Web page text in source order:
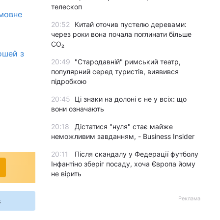
з
телескоп
20:52
Китай оточив пустелю деревами:
через роки вона почала поглинати більше
CO₂
20:49
"Стародавній" римський театр,
популярний серед туристів, виявився
підробкою
20:45
Ці знаки на долоні є не у всіх: що
вони означають
20:18
Дістатися "нуля" стає майже
неможливим завданням, - Business Insider
20:11
Після скандалу у Федерації футболу
Інфантіно зберіг посаду, хоча Європа йому
не вірить
Реклама